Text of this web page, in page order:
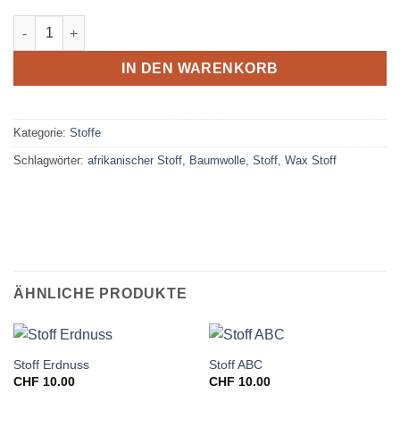
Stoff Amphore Menge
IN DEN WARENKORB
Kategorie: Stoffe
Schlagwörter: afrikanischer Stoff, Baumwolle, Stoff, Wax Stoff
ÄHNLICHE PRODUKTE
Stoff Erdnuss
CHF 10.00
Stoff ABC
CHF 10.00